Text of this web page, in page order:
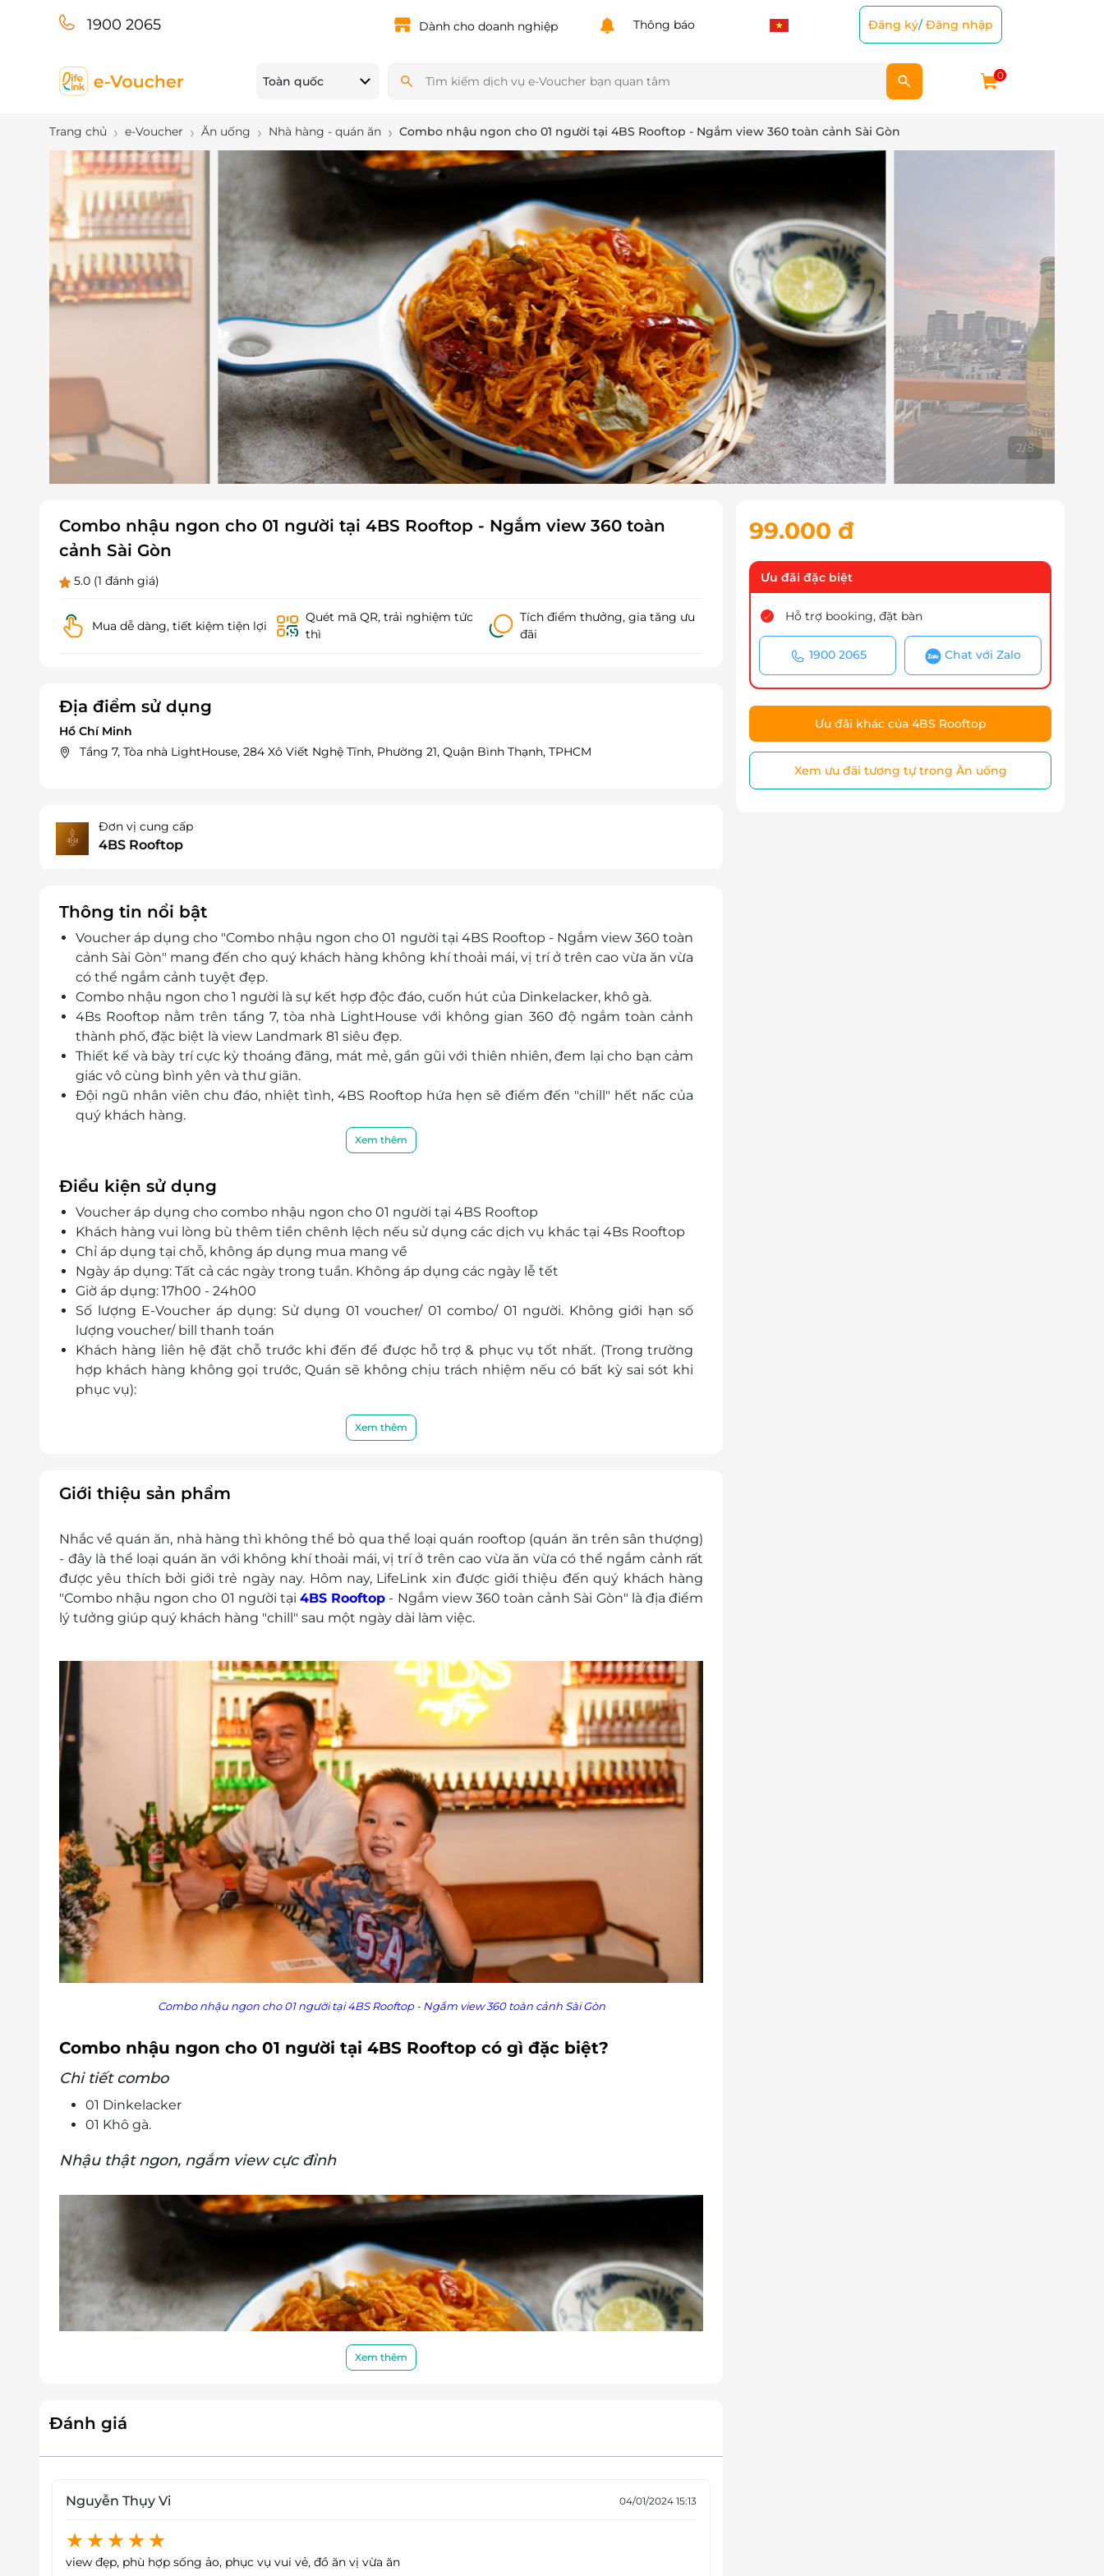
1900 2065 Dành cho doanh nghiệp Thông báo Đăng ký/Đăng nhập
Toàn quốc 0
Trang chủ e-Voucher Ăn uống Nhà hàng - quán ăn Combo nhậu ngon cho 01 người tại 4BS Rooftop - Ngắm view 360 toàn cảnh Sài Gòn
3/8
Combo nhậu ngon cho 01 người tại 4BS Rooftop - Ngắm view 360 toàn
cảnh Sài Gòn
5.0 (1 đánh giá)
Mua dễ dàng, tiết kiệm tiện lợi
Quét mã QR, trải nghiệm tức
thì
Tích điểm thưởng, gia tăng ưu
đãi
Địa điểm sử dụng
Hồ Chí Minh
Tầng 7, Tòa nhà LightHouse, 284 Xô Viết Nghệ Tĩnh, Phường 21, Quận Bình Thạnh, TPHCM
Đơn vị cung cấp
4BS Rooftop
Thông tin nổi bật
Voucher áp dụng cho "Combo nhậu ngon cho 01 người tại 4BS Rooftop - Ngắm view 360 toàn
cảnh Sài Gòn" mang đến cho quý khách hàng không khí thoải mái, vị trí ở trên cao vừa ăn vừa
có thể ngắm cảnh tuyệt đẹp.
Combo nhậu ngon cho 1 người là sự kết hợp độc đáo, cuốn hút của Dinkelacker, khô gà.
4Bs Rooftop nằm trên tầng 7, tòa nhà LightHouse với không gian 360 độ ngắm toàn cảnh
thành phố, đặc biệt là view Landmark 81 siêu đẹp.
Thiết kế và bày trí cực kỳ thoáng đãng, mát mẻ, gần gũi với thiên nhiên, đem lại cho bạn cảm
giác vô cùng bình yên và thư giãn.
Đội ngũ nhân viên chu đáo, nhiệt tình, 4BS Rooftop hứa hẹn sẽ điểm đến "chill" hết nấc của
quý khách hàng.
Xem thêm
Điều kiện sử dụng
Voucher áp dụng cho combo nhậu ngon cho 01 người tại 4BS Rooftop
Khách hàng vui lòng bù thêm tiền chênh lệch nếu sử dụng các dịch vụ khác tại 4Bs Rooftop
Chỉ áp dụng tại chỗ, không áp dụng mua mang về
Ngày áp dụng: Tất cả các ngày trong tuần. Không áp dụng các ngày lễ tết
Giờ áp dụng: 17h00 - 24h00
Số lượng E-Voucher áp dụng: Sử dụng 01 voucher/ 01 combo/ 01 người. Không giới hạn số
lượng voucher/ bill thanh toán
Khách hàng liên hệ đặt chỗ trước khi đến để được hỗ trợ & phục vụ tốt nhất. (Trong trường
hợp khách hàng không gọi trước, Quán sẽ không chịu trách nhiệm nếu có bất kỳ sai sót khi
phục vụ):
Địa chỉ: Tầng 7, Tòa nhà LightHouse, 284 Xô Viết Nghệ Tĩnh, Phường 21, Quận Bình Thạnh,
E-Voucher/E-Coupon không có giá trị quy đổi thành tiền mặt, không trả lại tiền thừa
Không áp dụng đồng thời cùng lúc với các chương trình khuyến mại khác
muốn xuất hóa đơn.
Xem thêm
Giới thiệu sản phẩm
Nhắc về quán ăn, nhà hàng thì không thể bỏ qua thể loại quán rooftop (quán ăn trên sân thượng)
- đây là thể loại quán ăn với không khí thoải mái, vị trí ở trên cao vừa ăn vừa có thể ngắm cảnh rất
được yêu thích bởi giới trẻ ngày nay. Hôm nay, LifeLink xin được giới thiệu đến quý khách hàng
"Combo nhậu ngon cho 01 người tại4BS Rooftop - Ngắm view 360 toàn cảnh Sài Gòn" là địa điểm
lý tưởng giúp quý khách hàng "chill" sau một ngày dài làm việc.
Combo nhậu ngon cho 01 người tại 4BS Rooftop - Ngắm view 360 toàn cảnh Sài Gòn
Combo nhậu ngon cho 01 người tại 4BS Rooftop có gì đặc biệt?
Chi tiết combo
01 Dinkelacker
01 Khô gà.
Nhậu thật ngon, ngắm view cực đỉnh
Xem thêm
Đánh giá
Nguyễn Thụy Vi 04/01/2024 15:13
view đẹp, phù hợp sống ảo, phục vụ vui vẻ, đồ ăn vị vừa ăn
99.000 đ
Ưu đãi đặc biệt
Hỗ trợ booking, đặt bàn
1900 2065 Chat với Zalo
Ưu đãi khác của 4BS Rooftop
Xem ưu đãi tương tự trong Ăn uống